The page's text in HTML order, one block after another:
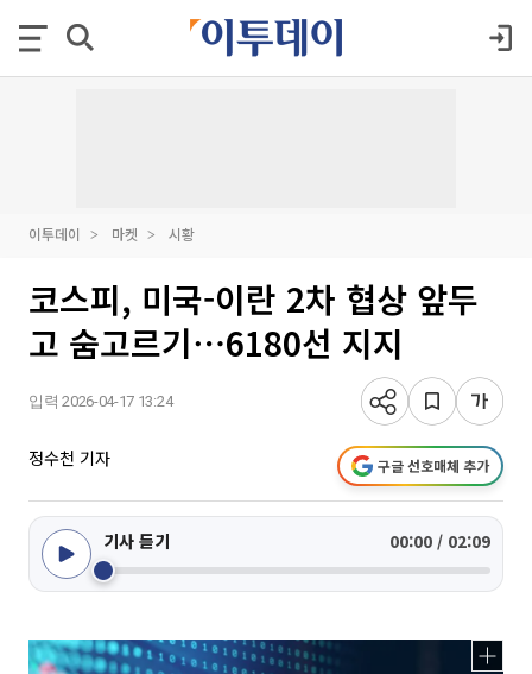
이투데이 마켓 시황
코스피, 미국-이란 2차 협상 앞두
고 숨고르기⋯6180선 지지
입력 2026-04-17 13:24
정수천 기자 구글 선호매체 추가
기사 듣기 00:00 / 02:09